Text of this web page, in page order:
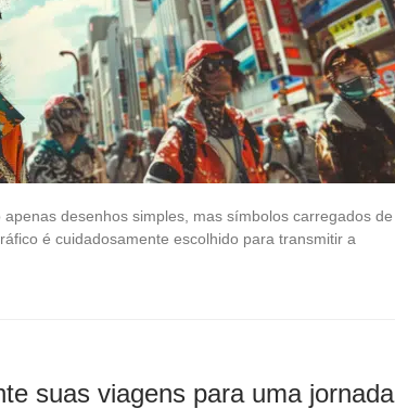
desenhos simples, mas símbolos carregados de
é cuidadosamente escolhido para transmitir a
suas viagens para uma jornada